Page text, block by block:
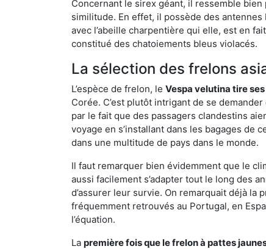
Concernant le sirex géant, il ressemble
similitude. En effet, il possède des
avec l’abeille charpentière qui elle, est en
constitué des chatoiements bleus violacés.
La sélection des frelons
L’espèce de frelon, le Vespa velutina tire
Corée. C’est plutôt intrigant de se
par le fait que des passagers clandestins
voyage en s’installant dans les bagages de
dans une multitude de pays dans le monde.
Il faut remarquer bien évidemment que le
aussi facilement s’adapter tout le long des
d’assurer leur survie. On remarquait déjà
fréquemment retrouvés au Portugal, en
l’équation.
La première fois que le frelon à pattes